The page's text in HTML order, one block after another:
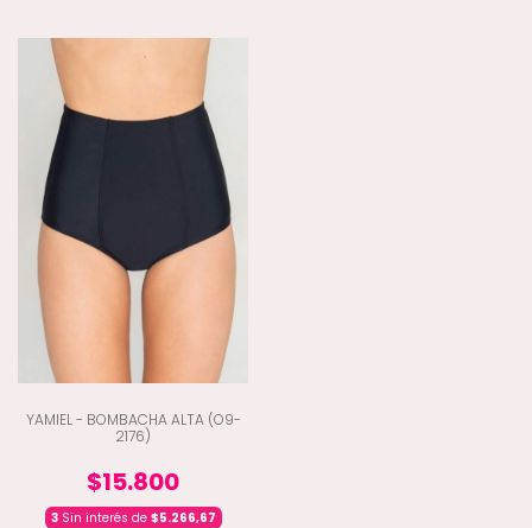
YAMIEL - BOMBACHA ALTA (O9-
2176)
$15.800
3Sin interés de $5.266,67